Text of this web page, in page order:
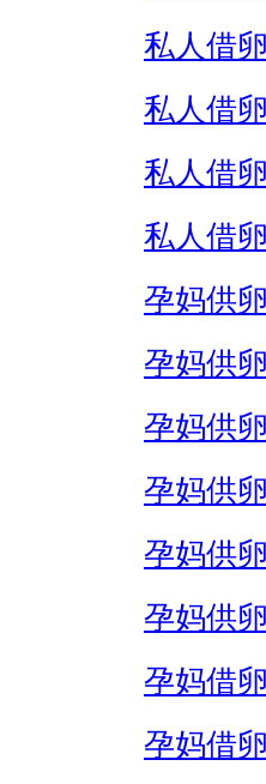
私人借
私人借
私人借
私人借
孕妈供
孕妈供
孕妈供
孕妈供
孕妈供
孕妈供
孕妈借
孕妈借